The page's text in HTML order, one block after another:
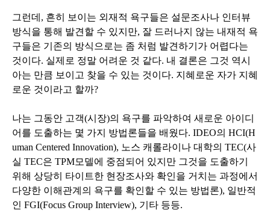
그런데, 흔히 보이는 외재적 욕구들은 설문조사나 인터뷰
방식을 통해 발견할 수 있지만, 잘 드러나지 않는 내재적 욕
구들은 기존의 방식으로는 좀 처럼 발견하기가 어렵다는
것이다. 실제로 정말 어려운 것 같다. 내 결론은 그것 역시
아는 만큼 보이고 찾을 수 있는 것이다. 지혜로운 자가 지혜
로운 것이라고 할까?
나는 그동안 고객(시장)의 욕구를 파악하여 새로운 아이디
어를 도출하는 몇 가지 방법론들을 배웠다. IDEO의 HCI(H
uman Centered Innovation), 노스 캐롤라이나 대학의 TEC(사
실 TEC은 TPM모델에 중점되어 있지만 그것을 도출하기
위해 상당히 타이트한 현장조사와 확인을 거치는 과정에서
다양한 이해관계의 욕구를 확인할 수 있는 방법론), 일반적
인 FGI(Focus Group Interview), 기타 등등.